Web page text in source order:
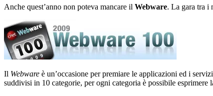
Anche quest’anno non poteva mancare il Webware. La gara tra i
Il Webware è un’occasione per premiare le applicazioni ed i
suddivisi in 10 categorie, per ogni categoria è possibile